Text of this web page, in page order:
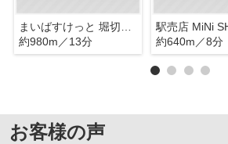
約980m／13分
約640m／8分
お客様の声